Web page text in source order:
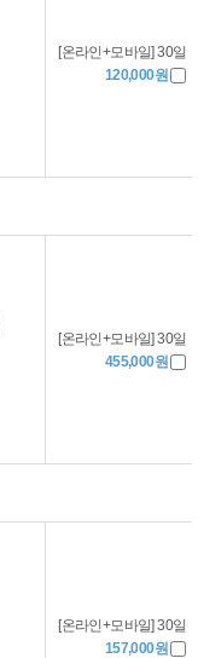
[온라인+모바일] 30일
120,000원
[온라인+모바일] 30일
455,000원
[온라인+모바일] 30일
157,000원